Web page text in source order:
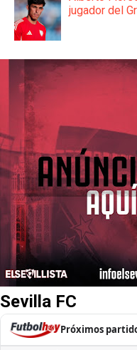
jugador del
Sevilla FC